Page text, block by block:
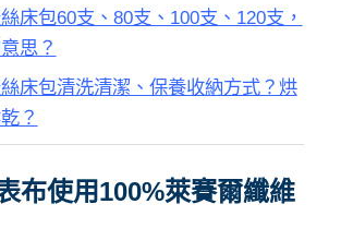
床包60支、80支、100支、120支，
思？
床包清洗清潔、保養收納方式？烘
？
布使用100%萊賽爾纖維